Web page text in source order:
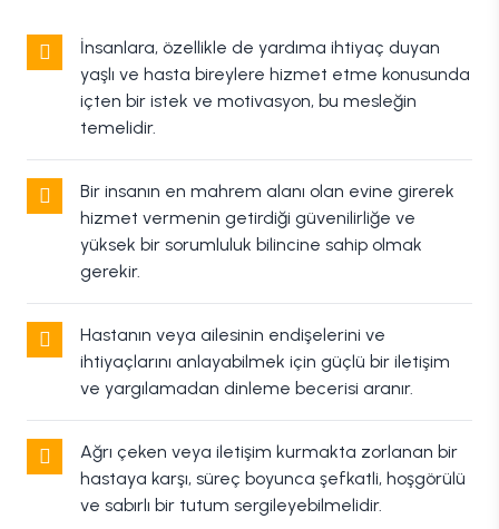
İnsanlara, özellikle de yardıma ihtiyaç duyan
yaşlı ve hasta bireylere hizmet etme konusunda
içten bir istek ve motivasyon, bu mesleğin
temelidir.
Bir insanın en mahrem alanı olan evine girerek
hizmet vermenin getirdiği güvenilirliğe ve
yüksek bir sorumluluk bilincine sahip olmak
gerekir.
Hastanın veya ailesinin endişelerini ve
ihtiyaçlarını anlayabilmek için güçlü bir iletişim
ve yargılamadan dinleme becerisi aranır.
Ağrı çeken veya iletişim kurmakta zorlanan bir
hastaya karşı, süreç boyunca şefkatli, hoşgörülü
ve sabırlı bir tutum sergileyebilmelidir.